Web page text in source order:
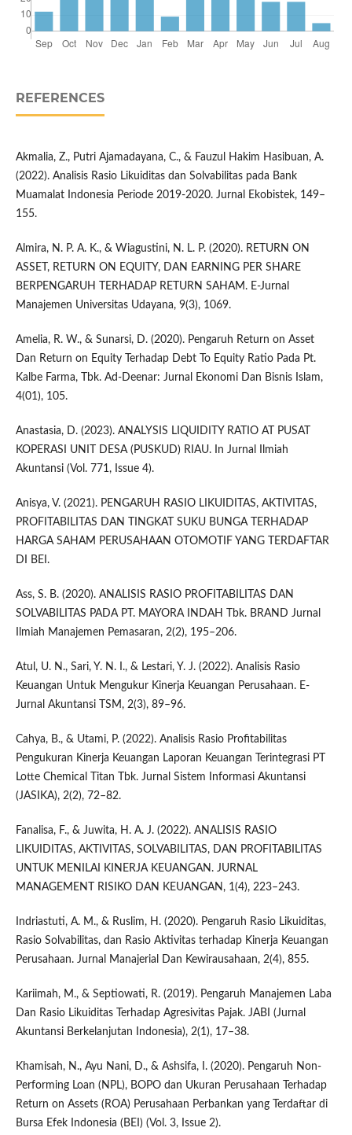
REFERENCES
Akmalia, Z., Putri Ajamadayana, C., & Fauzul Hakim Hasibuan, A.
(2022). Analisis Rasio Likuiditas dan Solvabilitas pada Bank
Muamalat Indonesia Periode 2019-2020. Jurnal Ekobistek, 149–
155.
Almira, N. P. A. K., & Wiagustini, N. L. P. (2020). RETURN ON
ASSET, RETURN ON EQUITY, DAN EARNING PER SHARE
BERPENGARUH TERHADAP RETURN SAHAM. E-Jurnal
Manajemen Universitas Udayana, 9(3), 1069.
Amelia, R. W., & Sunarsi, D. (2020). Pengaruh Return on Asset
Dan Return on Equity Terhadap Debt To Equity Ratio Pada Pt.
Kalbe Farma, Tbk. Ad-Deenar: Jurnal Ekonomi Dan Bisnis Islam,
4(01), 105.
Anastasia, D. (2023). ANALYSIS LIQUIDITY RATIO AT PUSAT
KOPERASI UNIT DESA (PUSKUD) RIAU. In Jurnal Ilmiah
Akuntansi (Vol. 771, Issue 4).
Anisya, V. (2021). PENGARUH RASIO LIKUIDITAS, AKTIVITAS,
PROFITABILITAS DAN TINGKAT SUKU BUNGA TERHADAP
HARGA SAHAM PERUSAHAAN OTOMOTIF YANG TERDAFTAR
DI BEI.
Ass, S. B. (2020). ANALISIS RASIO PROFITABILITAS DAN
SOLVABILITAS PADA PT. MAYORA INDAH Tbk. BRAND Jurnal
Ilmiah Manajemen Pemasaran, 2(2), 195–206.
Atul, U. N., Sari, Y. N. I., & Lestari, Y. J. (2022). Analisis Rasio
Keuangan Untuk Mengukur Kinerja Keuangan Perusahaan. E-
Jurnal Akuntansi TSM, 2(3), 89–96.
Cahya, B., & Utami, P. (2022). Analisis Rasio Profitabilitas
Pengukuran Kinerja Keuangan Laporan Keuangan Terintegrasi PT
Lotte Chemical Titan Tbk. Jurnal Sistem Informasi Akuntansi
(JASIKA), 2(2), 72–82.
Fanalisa, F., & Juwita, H. A. J. (2022). ANALISIS RASIO
LIKUIDITAS, AKTIVITAS, SOLVABILITAS, DAN PROFITABILITAS
UNTUK MENILAI KINERJA KEUANGAN. JURNAL
MANAGEMENT RISIKO DAN KEUANGAN, 1(4), 223–243.
Indriastuti, A. M., & Ruslim, H. (2020). Pengaruh Rasio Likuiditas,
Rasio Solvabilitas, dan Rasio Aktivitas terhadap Kinerja Keuangan
Perusahaan. Jurnal Manajerial Dan Kewirausahaan, 2(4), 855.
Kariimah, M., & Septiowati, R. (2019). Pengaruh Manajemen Laba
Dan Rasio Likuiditas Terhadap Agresivitas Pajak. JABI (Jurnal
Akuntansi Berkelanjutan Indonesia), 2(1), 17–38.
Khamisah, N., Ayu Nani, D., & Ashsifa, I. (2020). Pengaruh Non-
Performing Loan (NPL), BOPO dan Ukuran Perusahaan Terhadap
Return on Assets (ROA) Perusahaan Perbankan yang Terdaftar di
Bursa Efek Indonesia (BEI) (Vol. 3, Issue 2).